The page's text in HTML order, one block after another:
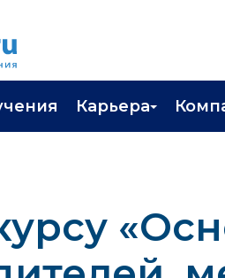
Карьера
Трудоустройство